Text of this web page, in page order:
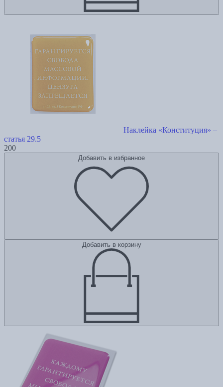
Наклейка «Конституция» –
статья 29.5
200
Добавить в избранное
Добавить в корзину